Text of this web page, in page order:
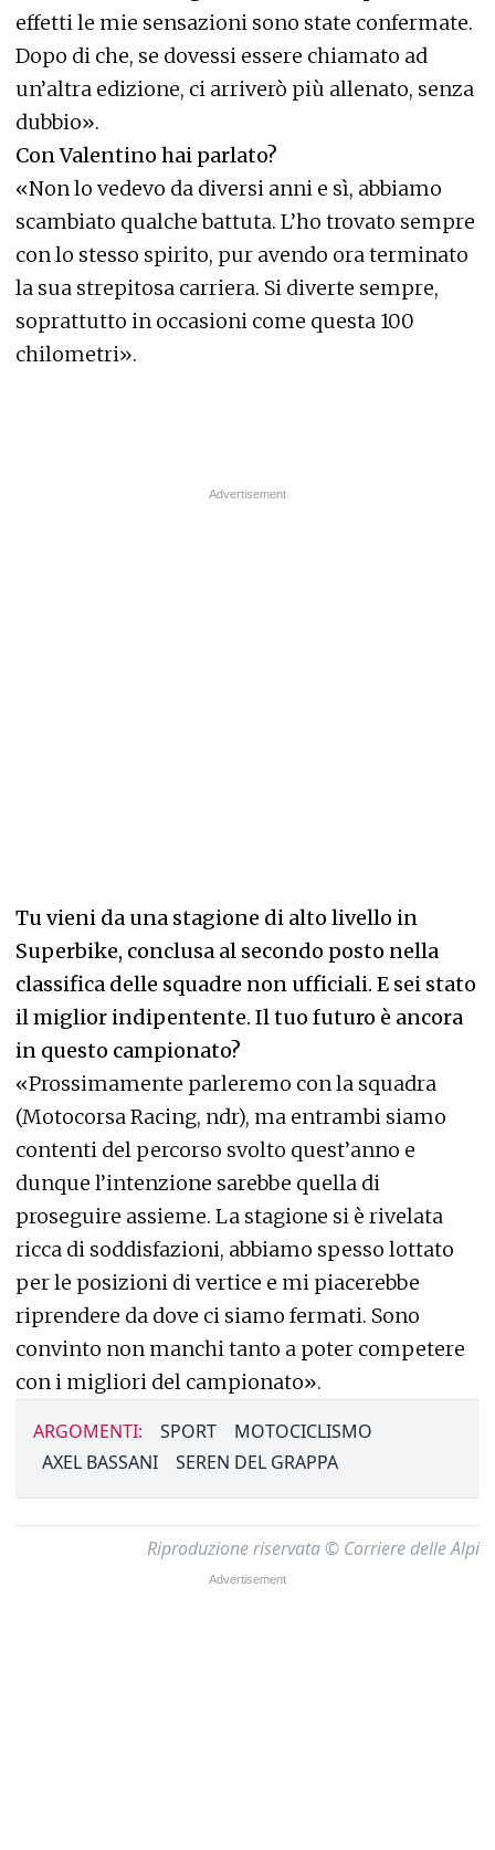
effetti le mie sensazioni sono state confermate.
Dopo di che, se dovessi essere chiamato ad
un’altra edizione, ci arriverò più allenato, senza
dubbio».
Con Valentino hai parlato?
«Non lo vedevo da diversi anni e sì, abbiamo
scambiato qualche battuta. L’ho trovato sempre
con lo stesso spirito, pur avendo ora terminato
la sua strepitosa carriera. Si diverte sempre,
soprattutto in occasioni come questa 100
chilometri».
Tu vieni da una stagione di alto livello in
Superbike, conclusa al secondo posto nella
classifica delle squadre non ufficiali. E sei stato
il miglior indipentente. Il tuo futuro è ancora
in questo campionato?
«Prossimamente parleremo con la squadra
(Motocorsa Racing, ndr), ma entrambi siamo
contenti del percorso svolto quest’anno e
dunque l’intenzione sarebbe quella di
proseguire assieme. La stagione si è rivelata
ricca di soddisfazioni, abbiamo spesso lottato
per le posizioni di vertice e mi piacerebbe
riprendere da dove ci siamo fermati. Sono
convinto non manchi tanto a poter competere
con i migliori del campionato».
ARGOMENTI: SPORT
MOTOCICLISMO
AXEL BASSANI
SEREN DEL GRAPPA
Riproduzione riservata © Corriere delle Alpi